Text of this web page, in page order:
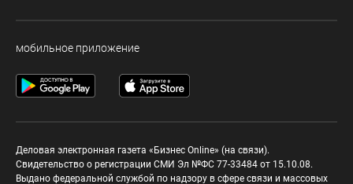
мобильное приложение
Деловая электронная газета «Бизнес Online» (на связи).
Свидетельство о регистрации СМИ Эл №ФС 77-33484 от 15.10.08.
Выдано федеральной службой по надзору в сфере связи и массовых